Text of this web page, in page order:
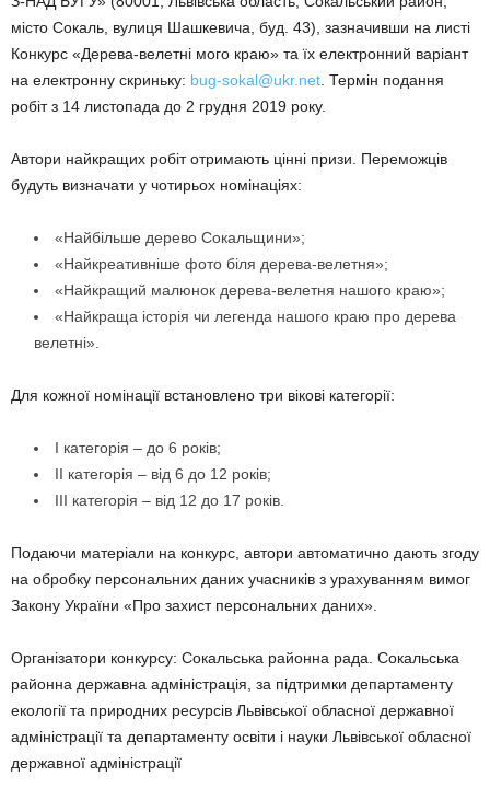
місто Сокаль, вулиця Шашкевича, буд. 43), зазначивши на листі
Конкурс «Дерева-велетні мого краю» та їх електронний варіант
на електронну скриньку: bug-sokal@ukr.net. Термін подання
робіт з 14 листопада до 2 грудня 2019 року.
Автори найкращих робіт отримають цінні призи. Переможців
будуть визначати у чотирьох номінаціях:
«Найбільше дерево Сокальщини»;
«Найкреативніше фото біля дерева-велетня»;
«Найкращий малюнок дерева-велетня нашого краю»;
«Найкраща історія чи легенда нашого краю про дерева
велетні».
Для кожної номінації встановлено три вікові категорії:
І категорія – до 6 років;
ІІ категорія – від 6 до 12 років;
ІІІ категорія – від 12 до 17 років.
Подаючи матеріали на конкурс, автори автоматично дають згоду
на обробку персональних даних учасників з урахуванням вимог
Закону України «Про захист персональних даних».
Організатори конкурсу: Сокальська районна рада. Сокальська
районна державна адміністрація, за підтримки департаменту
екології та природних ресурсів Львівської обласної державної
адміністрації та департаменту освіти і науки Львівської обласної
державної адміністрації